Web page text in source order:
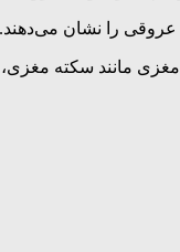
مانند سکته